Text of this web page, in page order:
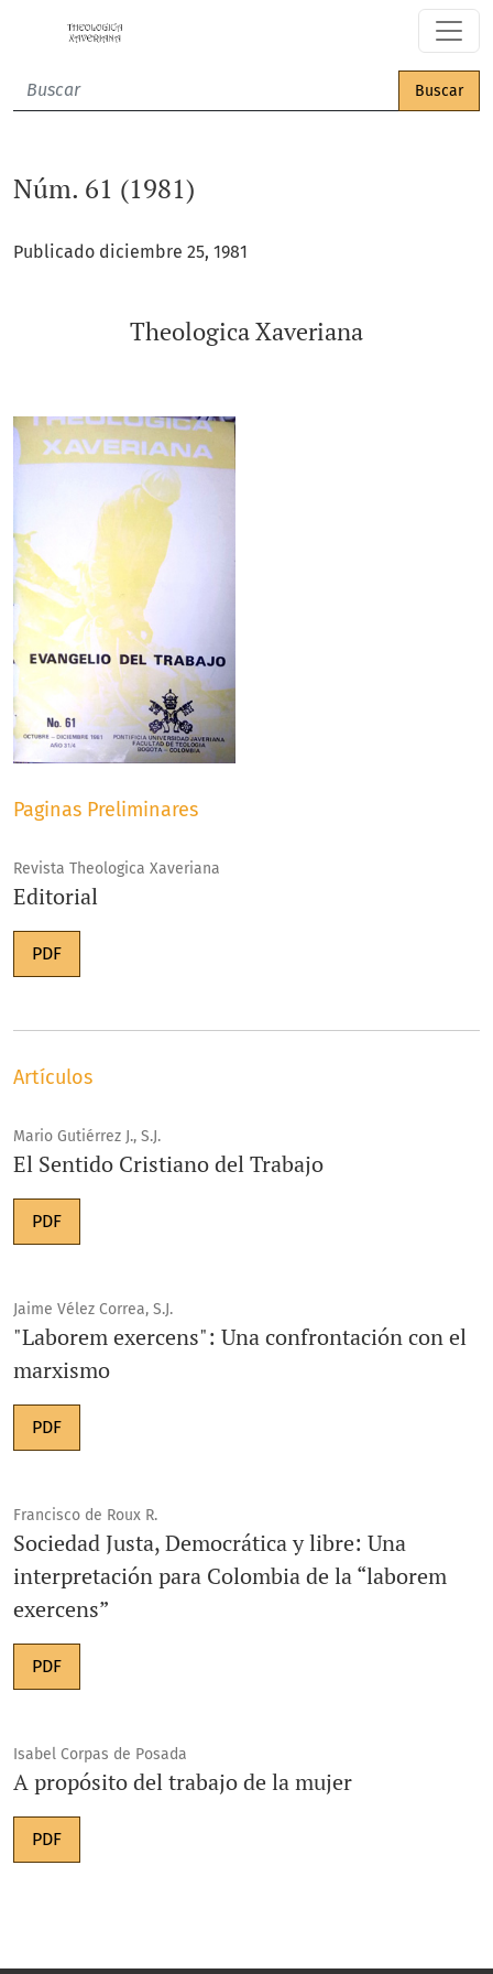
Buscar
Núm. 61 (1981)
Publicado diciembre 25, 1981
Theologica Xaveriana
Paginas Preliminares
Revista Theologica Xaveriana
Editorial
PDF
Artículos
Mario Gutiérrez J., S.J.
El Sentido Cristiano del Trabajo
PDF
Jaime Vélez Correa, S.J.
"Laborem exercens": Una confrontación con el
marxismo
PDF
Francisco de Roux R.
Sociedad Justa, Democrática y libre: Una
interpretación para Colombia de la “laborem
exercens”
PDF
Isabel Corpas de Posada
A propósito del trabajo de la mujer
PDF